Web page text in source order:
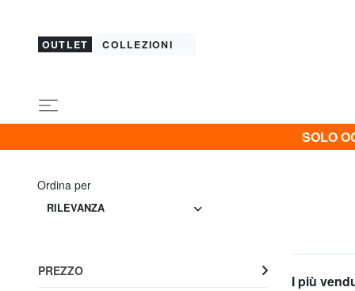
OUTLET COLLEZIONI
SOLO
Ordina per
RILEVANZA
I più
PREZZO